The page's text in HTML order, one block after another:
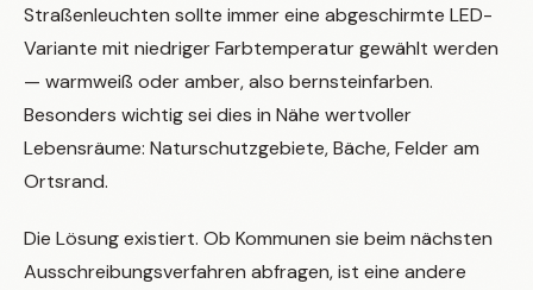
Straßenleuchten sollte immer eine abgeschirmte LED-
Variante mit niedriger Farbtemperatur gewählt werden
— warmweiß oder amber, also bernsteinfarben.
Besonders wichtig sei dies in Nähe wertvoller
Lebensräume: Naturschutzgebiete, Bäche, Felder am
Ortsrand.
Die Lösung existiert. Ob Kommunen sie beim nächsten
Ausschreibungsverfahren abfragen, ist eine andere